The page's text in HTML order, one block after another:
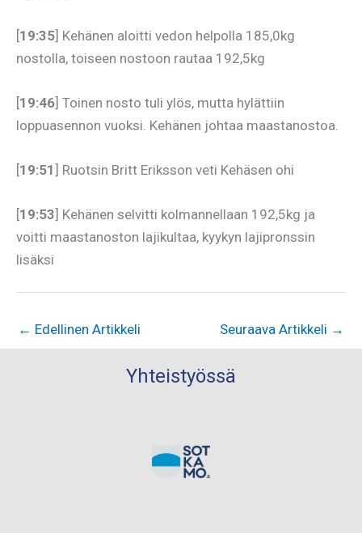
[19:35] Kehänen aloitti vedon helpolla 185,0kg
nostolla, toiseen nostoon rautaa 192,5kg
[19:46] Toinen nosto tuli ylös, mutta hylättiin
loppuasennon vuoksi. Kehänen johtaa maastanostoa.
[19:51 ] Ruotsin Britt Eriksson veti Kehäsen ohi
[19:53] Kehänen selvitti kolmannellaan 192,5kg ja
voitti maastanoston lajikultaa, kyykyn lajipronssin
lisäksi
← Edellinen Artikkeli Seuraava Artikkeli →
Yhteistyössä